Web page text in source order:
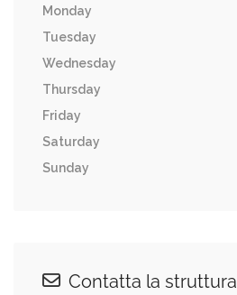
Monday
Tuesday
Wednesday
Thursday
Friday
Saturday
Sunday
Contatta la struttura